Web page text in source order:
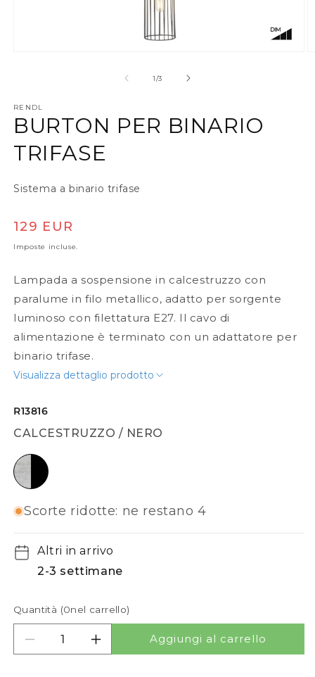
1/su
3
RENDL
BURTON PER BINARIO
TRIFASE
Sistema a binario trifase
Prezzo di listino
129 EUR
Imposte incluse.
Lampada a sospensione in calcestruzzo con
paralume in filo metallico, adatto per sorgente
luminoso con filettatura E27. Il cavo di
alimentazione è terminato con un adattatore per
binario trifase.
Visualizza dettaglio prodotto
R13816
CALCESTRUZZO / NERO
calcestruzzo / nero
Scorte ridotte: ne restano 4
Altri in arrivo
2-3 settimane
Quantità (0nel carrello)
Diminuisci quantità per BURTON PER BINARIO
Aumenta quantità per BURTON PER
Aggiungi al carrello